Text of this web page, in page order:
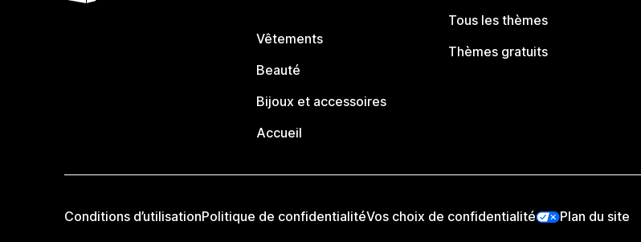
Vêtements
Beauté
Bijoux et accessoires
Accueil
Tous les thèmes
Thèmes gratuits
Conditions d’utilisationPolitique de confidentialitéVos choix de confidentialité Plan du site